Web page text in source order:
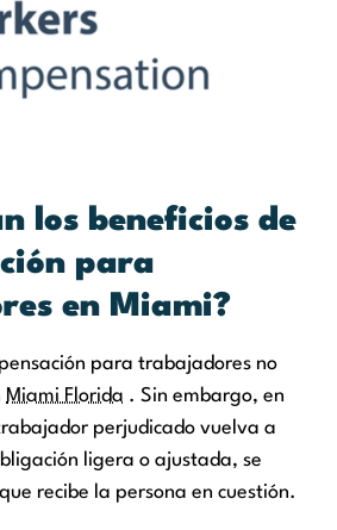
los beneficios de
para
en Miami?
para trabajadores no
Miami Florida . Sin embargo, en
perjudicado vuelva a
ligera o ajustada, se
recibe la persona en cuestión.